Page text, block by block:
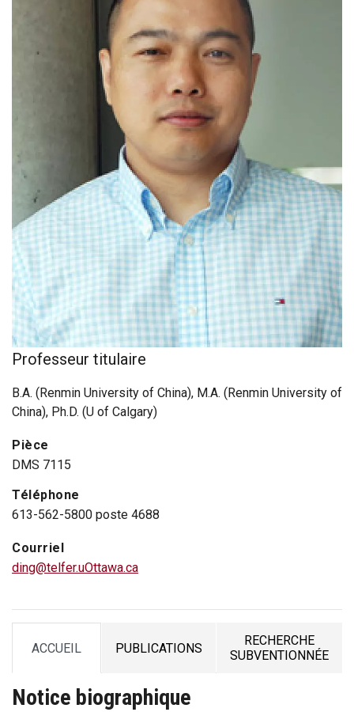
Professeur titulaire
B.A. (Renmin University of China), M.A. (Renmin University of
China), Ph.D. (U of Calgary)
Pièce
DMS 7115
Téléphone
613-562-5800 poste 4688
Courriel
ding@telfer.uOttawa.ca
ACCUEIL
TAB PUBLICATIONS
TAB
RECHERCHE
SUBVENTIONNÉE
TAB
Notice biographique